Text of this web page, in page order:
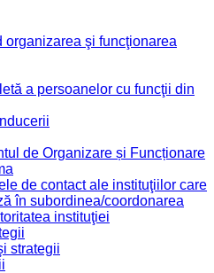
organizarea şi funcţionarea
a persoanelor cu funcţii din
de Organizare și Funcționare
de contact ale instituţiilor care
în subordinea/coordonarea
instituţiei
strategii